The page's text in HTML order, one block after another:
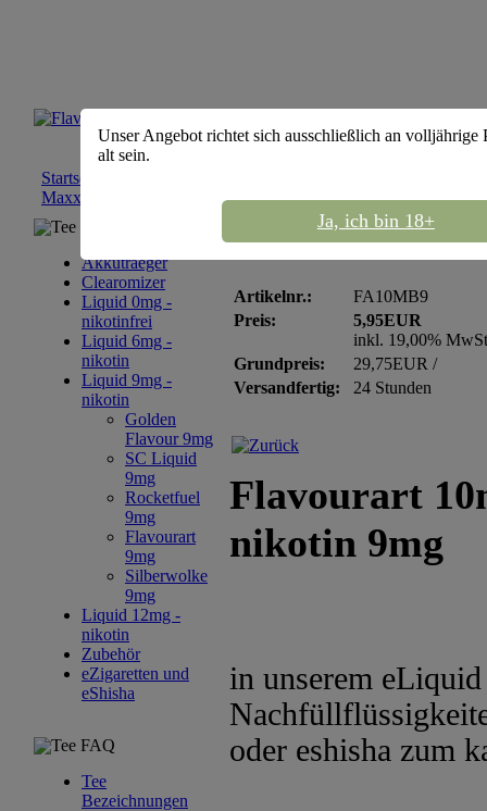
Startseite
Maxx Blend- nikotin 9mg
Tee Sortiment
Akkutraeger
Clearomizer
Liquid 0mg -
nikotinfrei
Liquid 6mg -
nikotin
Liquid 9mg -
nikotin
Golden
Flavour 9mg
SC Liquid
9mg
Rocketfuel
9mg
Flavourart
9mg
Silberwolke
9mg
Liquid 12mg -
nikotin
Zubehör
eZigaretten und
eShisha
Tee FAQ
Tee
Bezeichnungen
Flavourart 10ml
Artikelnr.:
FA10MB9
Preis:
5,95EUR
inkl. 19,00%
Grundpreis:
29,75EUR /
Versandfertig:
24 Stunden
Flavourart
nikotin 9mg
in unserem
oder eshisha zum
Unser Angebot richtet sich ausschließlich an volljährige
alt sein.
Ja, ich bin 18+